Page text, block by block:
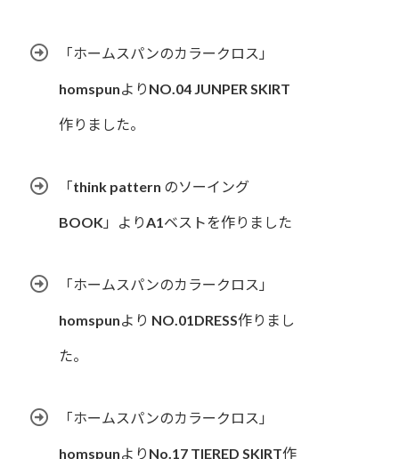
「ホームスパンのカラークロス」
homspunよりNO.04 JUNPER SKIRT
作りました。
「think pattern のソーイング
BOOK」よりA1ベストを作りました
「ホームスパンのカラークロス」
homspunより NO.01DRESS作りまし
た。
「ホームスパンのカラークロス」
homspunよりNo.17 TIERED SKIRT作